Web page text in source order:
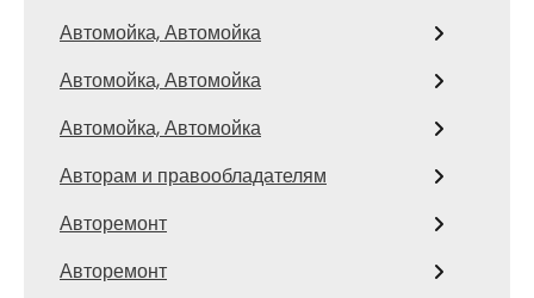
Автомойка, Автомойка
Автомойка, Автомойка
Автомойка, Автомойка
Авторам и правообладателям
Авторемонт
Авторемонт